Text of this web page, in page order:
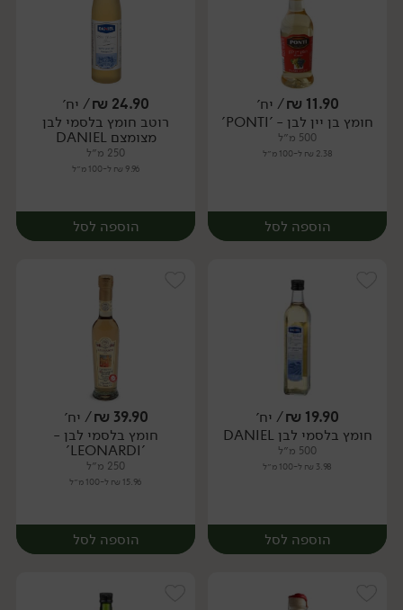
יח׳ יח׳
11.90
₪/ יח׳
חומץ בן יין לבן - 'PONTI'
500 מ״ל
2.38 ₪ ל-100 מ״ל
הוספה לסל
יח׳
24.90
₪/ יח׳
רוטב חומץ בלסמי לבן
מצומצם DANIEL
250 מ״ל
9.96 ₪ ל-100 מ״ל
הוספה לסל
יח׳
19.90
₪/ יח׳
חומץ בלסמי לבן DANIEL
500 מ״ל
3.98 ₪ ל-100 מ״ל
הוספה לסל
39.90
₪/ יח׳
חומץ בלסמי לבן -
'LEONARDI'
250 מ״ל
15.96 ₪ ל-100 מ״ל
הוספה לסל